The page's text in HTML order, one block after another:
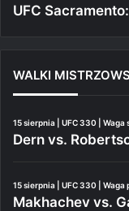
UFC
WALKI
15 sierpnia | UFC 330 | Waga
Dern vs.
15 sierpnia | UFC 330 | Waga
Makhachev vs.